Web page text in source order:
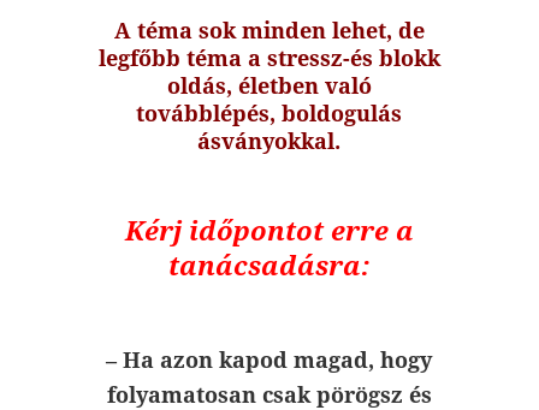
A téma sok minden lehet, de
legfőbb téma a stressz-és blokk
oldás, életben való
továbblépés, boldogulás
ásványokkal.
Kérj időpontot erre a
tanácsadásra:
– Ha azon kapod magad, hogy
folyamatosan csak pörögsz és